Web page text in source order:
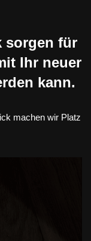
sorgen für
Ihr neuer
kann.
machen wir Platz